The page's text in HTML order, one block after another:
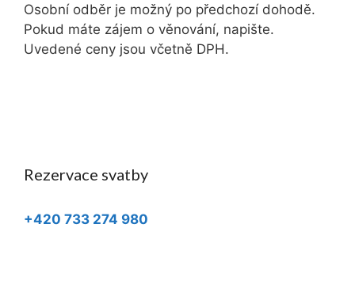
Osobní odběr je možný po předchozí dohodě.
Pokud máte zájem o věnování, napište.
Uvedené ceny jsou včetně DPH.
Rezervace svatby
+420 733 274 980